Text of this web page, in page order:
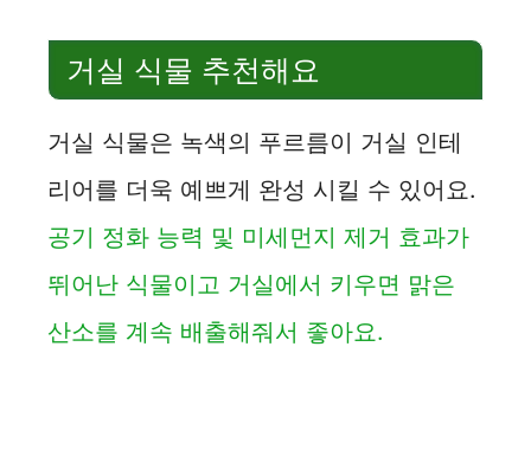
거실 식물 추천해요
거실 식물은 녹색의 푸르름이 거실 인테
리어를 더욱 예쁘게 완성 시킬 수 있어요.
공기 정화 능력 및 미세먼지 제거 효과가
뛰어난 식물이고 거실에서 키우면 맑은
산소를 계속 배출해줘서 좋아요.